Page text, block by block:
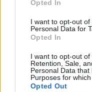
Opted In
I want to opt-out
Personal Data for
Opted In
I want to opt-out of
Retention, Sale,
Personal Data
Purposes for
Opted Out
Αύγουστο: Οι
καναλιών και τα
τηλεθέασης